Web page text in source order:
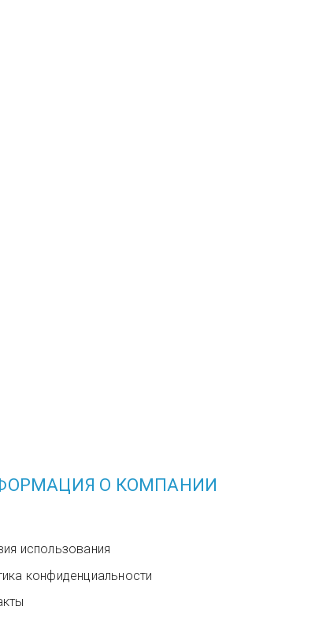
О КОМПАНИИ
использования
конфиденциальности